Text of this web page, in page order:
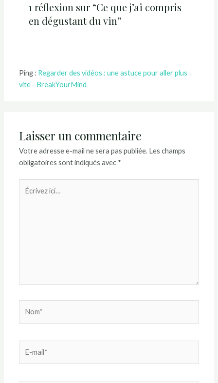
1 réflexion sur “Ce que j’ai compris
en dégustant du vin”
Ping : Regarder des vidéos : une astuce pour aller plus
vite - BreakYourMind
Laisser un commentaire
Votre adresse e-mail ne sera pas publiée. Les champs
obligatoires sont indiqués avec *